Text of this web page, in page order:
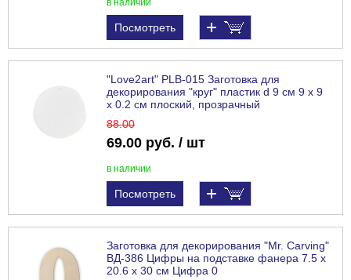
в наличии
Посмотреть
"Love2art" PLB-015 Заготовка для
декорирования "круг" пластик d 9 см 9 х 9
х 0.2 см плоский, прозрачный
88.00
69.00 руб. / шт
в наличии
Посмотреть
Заготовка для декорирования "Mr. Carving"
ВД-386 Цифры на подставке фанера 7.5 х
20.6 х 30 см Цифра 0